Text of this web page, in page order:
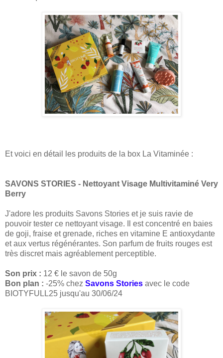
Et voici en détail les produits de la box La Vitaminée :
SAVONS STORIES - Nettoyant Visage Multivitaminé Very
Berry
J'adore les produits Savons Stories et je suis ravie de
pouvoir tester ce nettoyant visage. Il est concentré en baies
de goji, fraise et grenade, riches en vitamine E antioxydante
et aux vertus régénérantes. Son parfum de fruits rouges est
très discret mais agréablement perceptible.
Son prix : 12 € le savon de 50g
Bon plan : -25% chez Savons Stories avec le code
BIOTYFULL25 jusqu'au 30/06/24